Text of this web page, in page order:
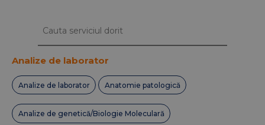
Analize de laborator
Analize de laborator Anatomie patologică
Analize de genetică/Biologie Moleculară